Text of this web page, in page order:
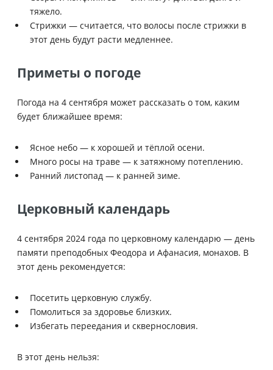
тяжело.
Стрижки — считается, что волосы после стрижки в
этот день будут расти медленнее.
Приметы о погоде
Погода на 4 сентября может рассказать о том, каким
будет ближайшее время:
Ясное небо — к хорошей и тёплой осени.
Много росы на траве — к затяжному потеплению.
Ранний листопад — к ранней зиме.
Церковный календарь
4 сентября 2024 года по церковному календарю — день
памяти преподобных Феодора и Афанасия, монахов. В
этот день рекомендуется:
Посетить церковную службу.
Помолиться за здоровье близких.
Избегать переедания и сквернословия.
В этот день нельзя: